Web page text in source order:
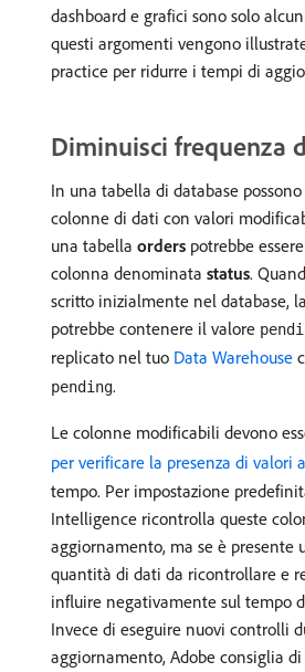
dashboard e grafici sono solo
questi argomenti vengono
practice per ridurre i tempi di
Diminuisci frequenza
In una tabella di database
colonne di dati con valori
una tabella orders potrebbe
colonna denominata status.
scritto inizialmente nel database,
potrebbe contenere il valore
replicato nel tuo Data Warehouse
pending.
Le colonne modificabili devono
per verificare la presenza di valori
tempo. Per impostazione
Intelligence ricontrolla queste
aggiornamento, ma se è presente
quantità di dati da ricontrollare e
influire negativamente sul tempo
Invece di eseguire nuovi controlli
aggiornamento, Adobe consiglia